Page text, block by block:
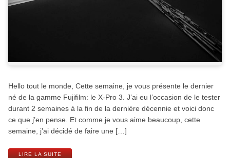
Hello tout le monde, Cette semaine, je vous présente le dernier
né de la gamme Fujifilm: le X-Pro 3. J’ai eu l’occasion de le tester
durant 2 semaines à la fin de la dernière décennie et voici donc
ce que j’en pense. Et comme je vous aime beaucoup, cette
semaine, j’ai décidé de faire une […]
LIRE LA SUITE